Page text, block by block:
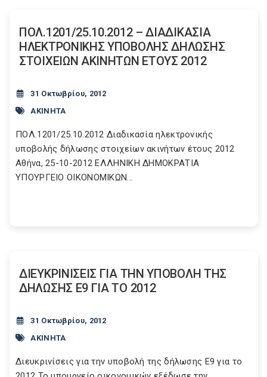
ΠΟΛ.1201/25.10.2012 – ΔΙΑΔΙΚΑΣΙΑ
ΗΛΕΚΤΡΟΝΙΚΗΣ ΥΠΟΒΟΛΗΣ ΔΗΛΩΣΗΣ
ΣΤΟΙΧΕΙΩΝ ΑΚΙΝΗΤΩΝ ΕΤΟΥΣ 2012
31 Οκτωβρίου, 2012
ΑΚΙΝΗΤΑ
ΠΟΛ.1201/25.10.2012 Διαδικασία ηλεκτρονικής
υποβολής δήλωσης στοιχείων ακινήτων έτους 2012
Αθήνα, 25-10-2012 ΕΛΛΗΝΙΚΗ ΔΗΜΟΚΡΑΤΙΑ
ΥΠΟΥΡΓΕΙΟ ΟΙΚΟΝΟΜΙΚΩΝ...
ΔΙΕΥΚΡΙΝΙΣΕΙΣ ΓΙΑ ΤΗΝ ΥΠΟΒΟΛΗ ΤΗΣ
ΔΗΛΩΣΗΣ Ε9 ΓΙΑ ΤΟ 2012
31 Οκτωβρίου, 2012
ΑΚΙΝΗΤΑ
Διευκρινίσεις για την υποβολή της δήλωσης Ε9 για το